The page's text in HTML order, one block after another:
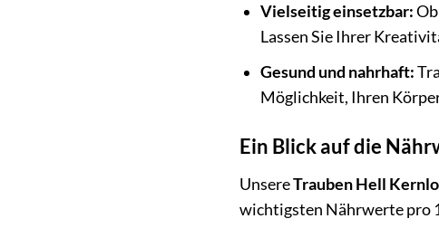
Vielseitig einsetzbar:
Lassen Sie Ihrer
Gesund und nahrhaft:
Möglichkeit, Ihren
Ein Blick auf die
UnsereTrauben Hell
wichtigsten Nährwerte pro